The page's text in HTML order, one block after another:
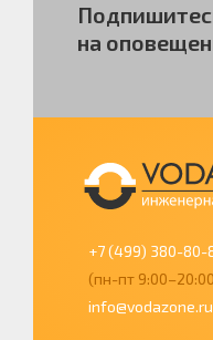
на
+7 (499) 380-80-
(пн-пт
info@vodazone.ru